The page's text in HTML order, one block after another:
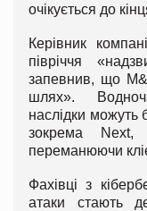
очікується до
Керівник
півріччя
запевнив, що
шлях».
наслідки можуть
зокрема Next,
переманюючи
Фахівці з
атаки стають